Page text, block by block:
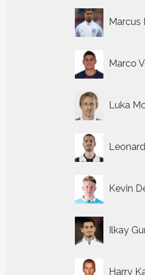
Marcus
Marco
Luka
Kevin
Ilkay
Harry